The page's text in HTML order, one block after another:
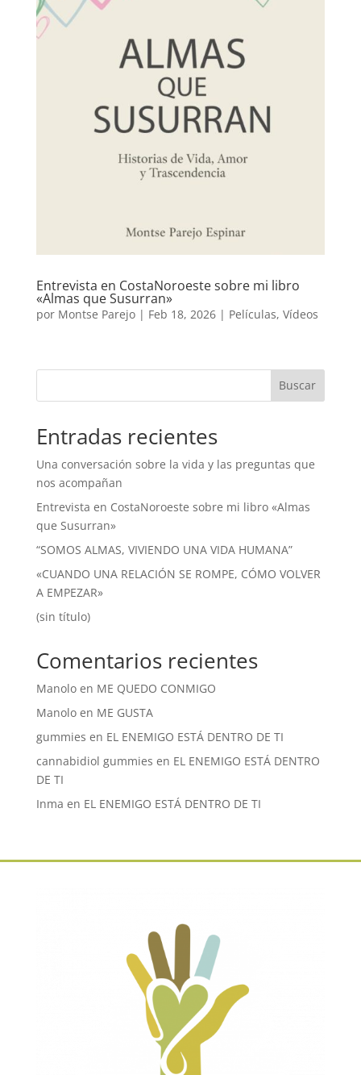
Entrevista en CostaNoroeste sobre mi libro
«Almas que Susurran»
por Montse Parejo| Feb 18, 2026| Películas, Vídeos
Buscar
Entradas recientes
Una conversación sobre la vida y las preguntas que
nos acompañan
Entrevista en CostaNoroeste sobre mi libro «Almas
que Susurran»
“SOMOS ALMAS, VIVIENDO UNA VIDA HUMANA”
«CUANDO UNA RELACIÓN SE ROMPE, CÓMO VOLVER
A EMPEZAR»
(sin título)
Comentarios recientes
Manoloen ME QUEDO CONMIGO
Manoloen ME GUSTA
gummies en EL ENEMIGO ESTÁ DENTRO DE TI
cannabidiol gummies en EL ENEMIGO ESTÁ DENTRO
DE TI
Inma en EL ENEMIGO ESTÁ DENTRO DE TI